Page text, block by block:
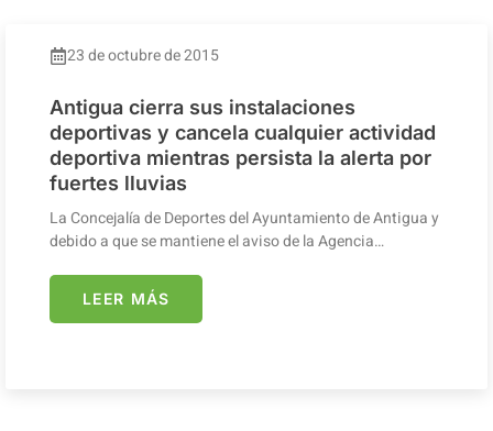
23 de octubre de 2015
Antigua cierra sus instalaciones
deportivas y cancela cualquier actividad
deportiva mientras persista la alerta por
fuertes lluvias
La Concejalía de Deportes del Ayuntamiento de Antigua y
debido a que se mantiene el aviso de la Agencia…
LEER MÁS